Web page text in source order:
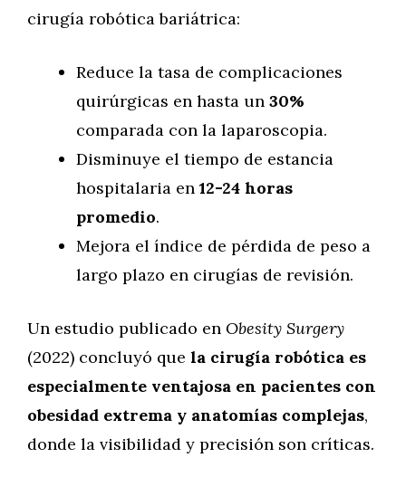
cirugía robótica bariátrica:
Reduce la tasa de complicaciones
quirúrgicas en hasta un 30%
comparada con la laparoscopia.
Disminuye el tiempo de estancia
hospitalaria en 12-24 horas
promedio.
Mejora el índice de pérdida de peso a
largo plazo en cirugías de revisión.
Un estudio publicado en Obesity Surgery
(2022) concluyó que la cirugía robótica es
especialmente ventajosa en pacientes con
obesidad extrema y anatomías complejas,
donde la visibilidad y precisión son críticas.